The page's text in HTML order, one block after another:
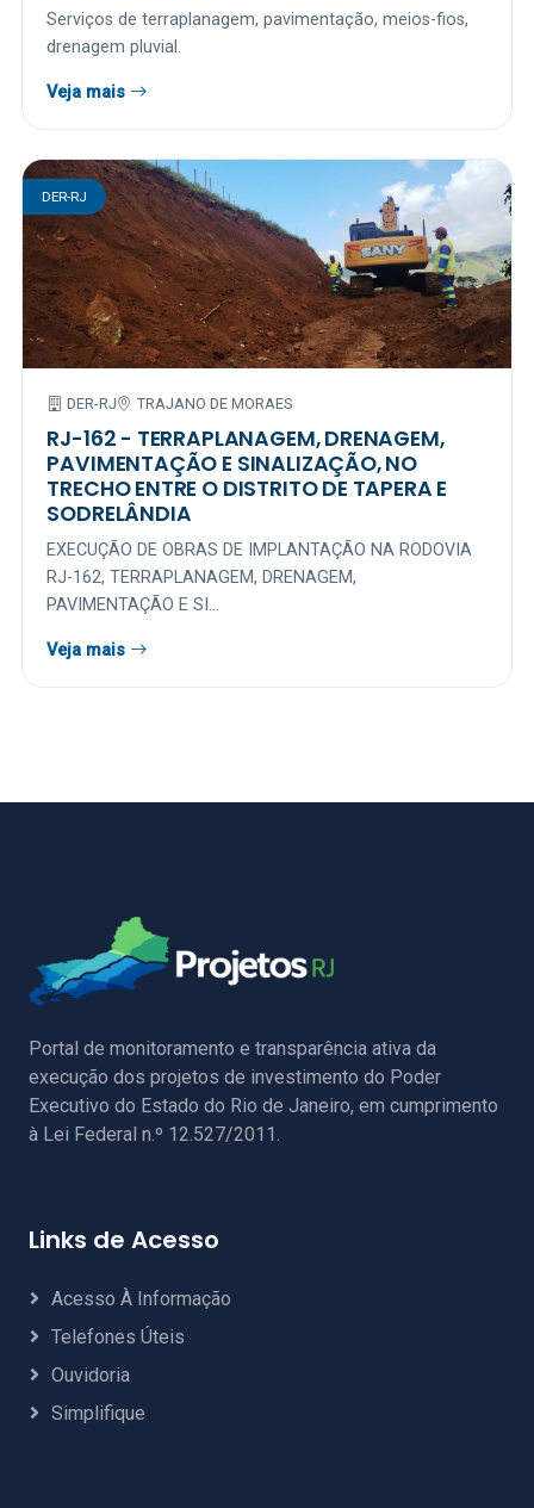
Serviços de terraplanagem, pavimentação, meios-fios,
drenagem pluvial.
Veja mais
DER-RJ
DER-RJ TRAJANO DE MORAES
RJ-162 - TERRAPLANAGEM, DRENAGEM,
PAVIMENTAÇÃO E SINALIZAÇÃO, NO
TRECHO ENTRE O DISTRITO DE TAPERA E
SODRELÂNDIA
EXECUÇÃO DE OBRAS DE IMPLANTAÇÃO NA RODOVIA
RJ-162, TERRAPLANAGEM, DRENAGEM,
PAVIMENTAÇÃO E SI...
Veja mais
Portal de monitoramento e transparência ativa da
execução dos projetos de investimento do Poder
Executivo do Estado do Rio de Janeiro, em cumprimento
à Lei Federal n.º 12.527/2011.
Links de Acesso
Acesso À Informação
Telefones Úteis
Ouvidoria
Simplifique